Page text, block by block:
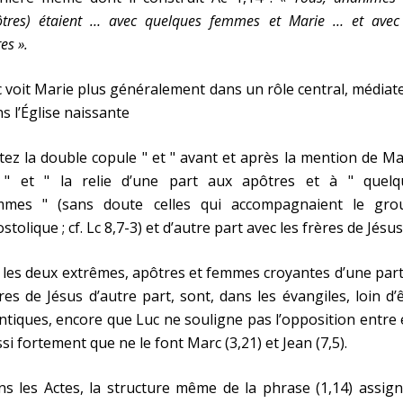
étaient … avec quelques femmes et Marie … et
».
voit Marie plus généralement dans un rôle central,
l’Église naissante
la double copule " et " avant et après la mention de
" et " la relie d’une part aux apôtres et à "
" (sans doute celles qui accompagnaient le
; cf. Lc 8,7-3) et d’autre part avec les frères de
deux extrêmes, apôtres et femmes croyantes d’une
de Jésus d’autre part, sont, dans les évangiles, loin
encore que Luc ne souligne pas l’opposition entre
fortement que ne le font Marc (3,21) et Jean (7,5).
les Actes, la structure même de la phrase (1,14)